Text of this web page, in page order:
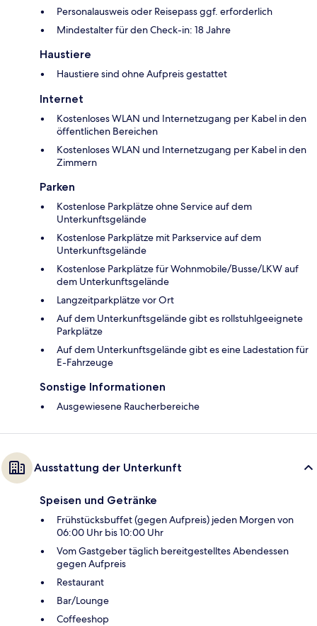
Personalausweis oder Reisepass ggf. erforderlich
Mindestalter für den Check-in: 18 Jahre
Haustiere
Haustiere sind ohne Aufpreis gestattet
Internet
Kostenloses WLAN und Internetzugang per Kabel in den
öffentlichen Bereichen
Kostenloses WLAN und Internetzugang per Kabel in den
Zimmern
Parken
Kostenlose Parkplätze ohne Service auf dem
Unterkunftsgelände
Kostenlose Parkplätze mit Parkservice auf dem
Unterkunftsgelände
Kostenlose Parkplätze für Wohnmobile/Busse/LKW auf
dem Unterkunftsgelände
Langzeitparkplätze vor Ort
Auf dem Unterkunftsgelände gibt es rollstuhlgeeignete
Parkplätze
Auf dem Unterkunftsgelände gibt es eine Ladestation für
E-Fahrzeuge
Sonstige Informationen
Ausgewiesene Raucherbereiche
Ausstattung der Unterkunft
Speisen und Getränke
Frühstücksbuffet (gegen Aufpreis) jeden Morgen von
06:00 Uhr bis 10:00 Uhr
Vom Gastgeber täglich bereitgestelltes Abendessen
gegen Aufpreis
Restaurant
Bar/Lounge
Coffeeshop